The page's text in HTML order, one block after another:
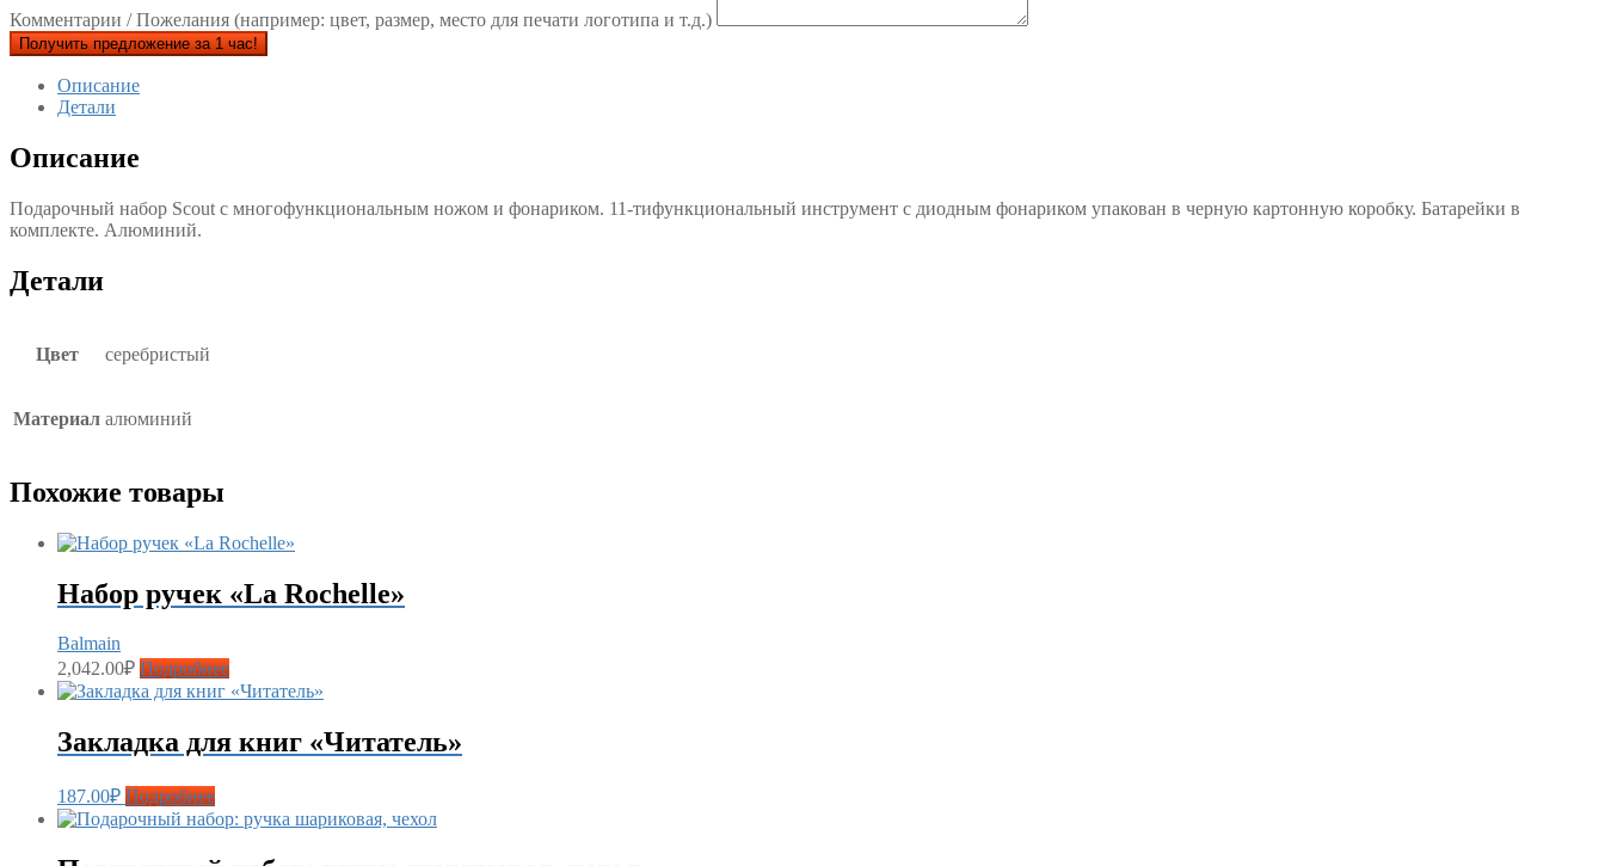
Комментарии / Пожелания (например: цвет, размер, место для печати логотипа и т.д.)
Получить предложение за 1 час!
Описание
Детали
Описание
Подарочный набор Scout с многофункциональным ножом и фонариком. 11-тифункциональный инструмент с диодным фонариком упакован в черную картонную коробку. Батарейки в
комплекте. Алюминий.
Детали
Цвет серебристый
Материал алюминий
Похожие товары
Набор ручек «La Rochelle»
Balmain
2,042.00₽ Подробнее
Закладка для книг «Читатель»
187.00₽ Подробнее